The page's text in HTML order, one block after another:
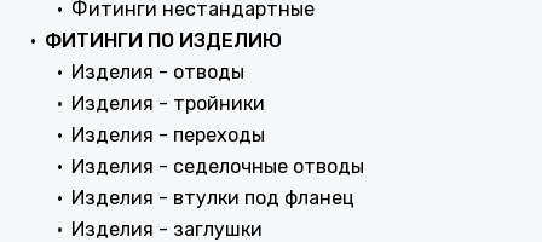
Фитинги нестандартные
ФИТИНГИ ПО ИЗДЕЛИЮ
Изделия - отводы
Изделия - тройники
Изделия - переходы
Изделия - седелочные отводы
Изделия - втулки под фланец
Изделия - заглушки